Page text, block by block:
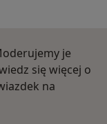
je
się więcej o
na